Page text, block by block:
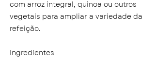
com arroz integral, quinoa ou outros
vegetais para ampliar a variedade da
refeição.
Ingredientes